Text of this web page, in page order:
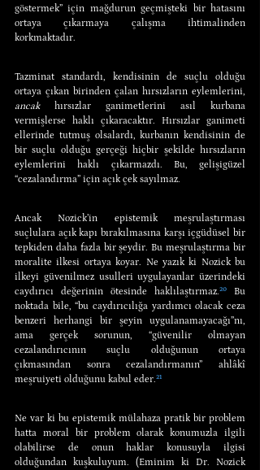
göstermek” için mağdurun geçmişteki bir hatasını
ortaya çıkarmaya çalışma ihtimalinden
korkmaktadır.
Tazminat standardı, kendisinin de suçlu olduğu
ancak hırsızlar ganimetlerini asıl kurbana
vermişlerse haklı çıkaracaktır. Hırsızlar ganimeti
ellerinde tutmuş olsalardı, kurbanın kendisinin de
bir suçlu olduğu gerçeği hiçbir şekilde hırsızların
eylemlerini haklı çıkarmazdı. Bu, gelişigüzel
“cezalandırma” için açık çek sayılmaz.
Ancak Nozick’in epistemik meşrulaştırması
suçlulara açık kapı bırakılmasına karşı içgüdüsel bir
tepkiden daha fazla bir şeydir. Bu meşrulaştırma bir
moralite ilkesi ortaya koyar. Ne yazık ki Nozick bu
ilkeyi güvenilmez usulleri uygulayanlar üzerindeki
caydırıcı değerinin ötesinde haklılaştırmaz.²⁰ Bu
noktada bile, “bu caydırıcılığa yardımcı olacak ceza
benzeri herhangi bir şeyin uygulanamayacağı”nı,
ama gerçek sorunun, “güvenilir olmayan
cezalandırıcının suçlu olduğunun ortaya
çıkmasından sonra cezalandırmanın” ahlâkî
meşruiyeti olduğunu kabul eder.²¹
Ne var ki bu epistemik mülahaza pratik bir problem
hatta moral bir problem olarak konumuzla ilgili
olabilirse de onun haklar konusuyla ilgisi
olduğundan kuşkuluyum. (Eminim ki Dr. Nozick